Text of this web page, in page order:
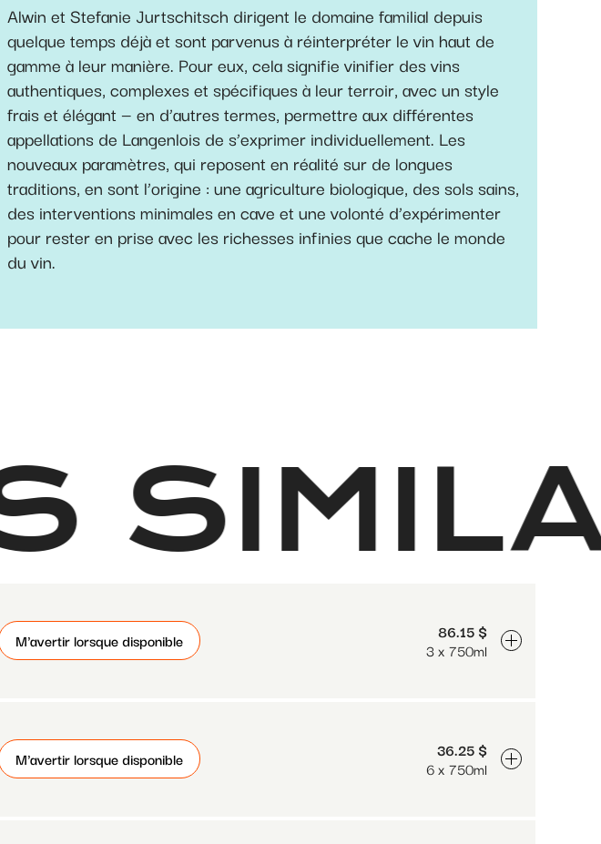
Alwin et Stefanie Jurtschitsch dirigent le domaine familial depuis
quelque temps déjà et sont parvenus à réinterpréter le vin haut de
gamme à leur manière. Pour eux, cela signifie vinifier des vins
authentiques, complexes et spécifiques à leur terroir, avec un style
frais et élégant — en d’autres termes, permettre aux différentes
appellations de Langenlois de s’exprimer individuellement. Les
nouveaux paramètres, qui reposent en réalité sur de longues
traditions, en sont l’origine : une agriculture biologique, des sols sains,
des interventions minimales en cave et une volonté d’expérimenter
pour rester en prise avec les richesses infinies que cache le monde
du vin.
M'avertir lorsque disponible
86.15 $
3 x 750ml
M'avertir lorsque disponible
36.25 $
6 x 750ml